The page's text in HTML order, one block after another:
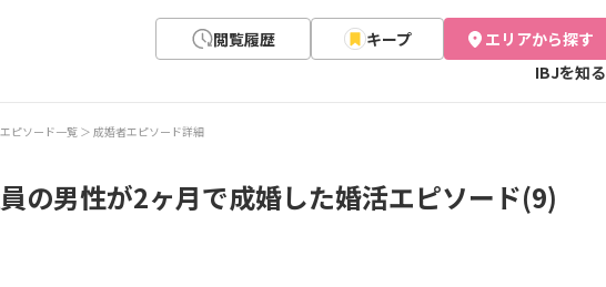
閲覧履歴 キープ エリアから探す
IBJを知る
ピソード一覧 成婚者エピソード詳細
の男性が2ヶ月で成婚した婚活エピソード(9)